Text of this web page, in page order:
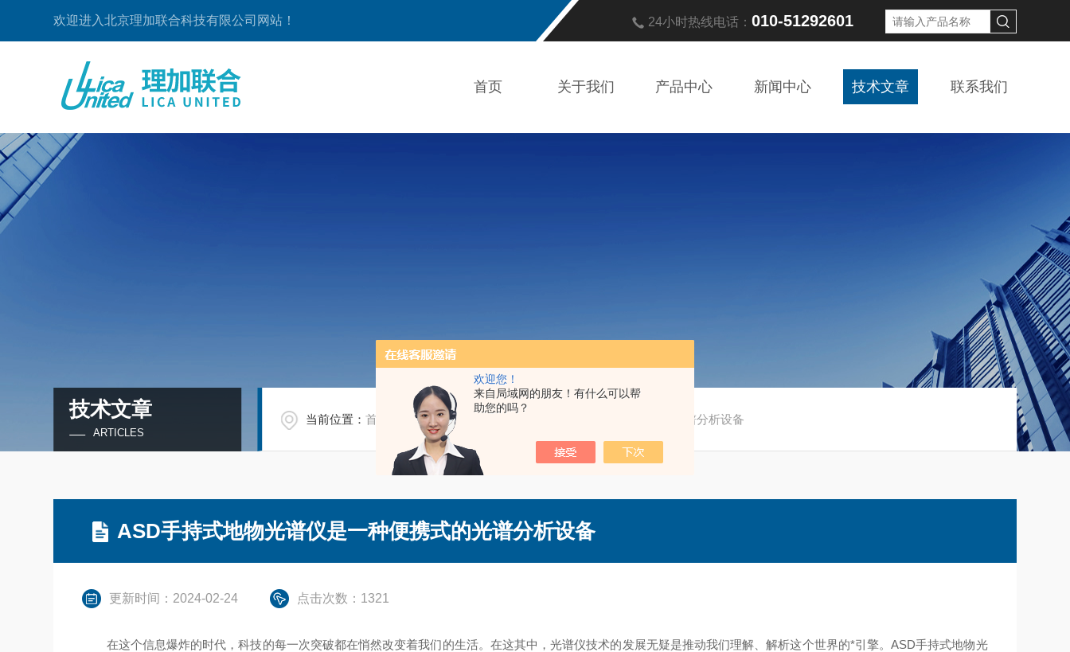
欢迎您！
来自局域网的朋友！有什么可以帮
助您的吗？
欢迎进入北京理加联合科技有限公司网站！ 24小时热线电话： 010-51292601
首页 关于我们 产品中心 新闻中心 技术文章 联系我们
技术文章
ARTICLES
当前位置：首页 技术文章/ ASD手持式地物光谱仪是一种便携式的光谱分析设备
ASD手持式地物光谱仪是一种便携式的光谱分析设备
更新时间：2024-02-24 点击次数：1321
在这个信息爆炸的时代，科技的每一次突破都在悄然改变着我们的生活。在这其中，光谱仪技术的发展无疑是推动我们理解、解析这个世界的*引擎。ASD手持式地物光